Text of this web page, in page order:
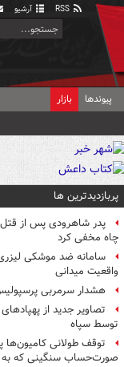
آرشیو
پیوندها بازار
پربازدیدترین ها
پدر شاهرودی پس از
چاه مخفی کرد
سامانه ضد موشکی
واقعیت میدانی
هشدار سرمربی
تصاویر جدید از
توسط سپاه
توقف طولانی کامیون‌ها
صورت‌حساب سنگینی که به